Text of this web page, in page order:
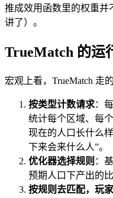
推成效用函数里的权重并
讲了）。
TrueMatch 的运
宏观上看，TrueMatch 走
按类型计数请求：
统计每个区域、每
现在的人口长什么
下来会来什么人”。
优化器选择规则 ：
预期人口下产出的
按规则去匹配，玩